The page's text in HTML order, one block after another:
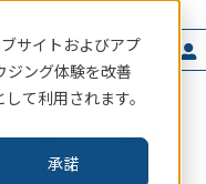
サイトおよびアプ
ジング体験を改善
て利用されます。
承諾
住宅指標はこちら
企業情報